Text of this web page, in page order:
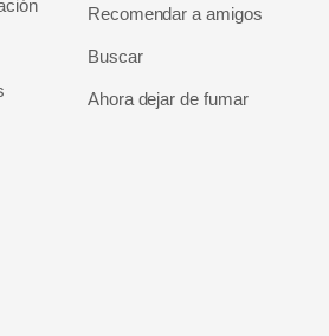
Recomendar a amigos
Buscar
Ahora dejar de fumar